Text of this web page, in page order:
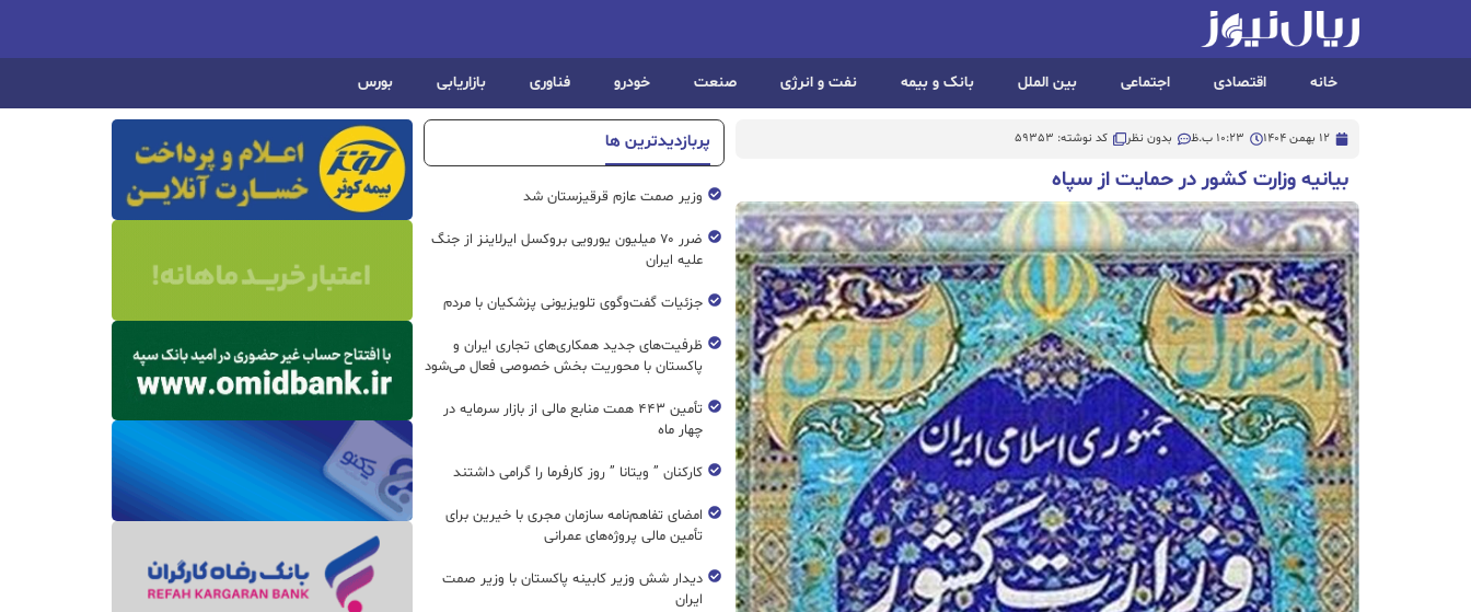
خانه اقتصادی اجتماعی بین الملل بانک و بیمه نفت و انرژی صنعت خودرو فناوری بازاریابی بورس
12 بهمن 1404 10:23 ب.ظ بدون نظر کد نوشته: 59353
بیانیه وزارت کشور در حمایت از سپاه
پربازدیدترین ها
وزیر صمت عازم قرقیزستان شد
ضرر ۷۰ میلیون یورویی بروکسل ایرلاینز از جنگ
علیه ایران
جزئیات گفت‌وگوی تلویزیونی پزشکیان با مردم
ظرفیت‌های جدید همکاری‌های تجاری ایران و
پاکستان با محوریت بخش خصوصی فعال می‌شود
تأمین ۴۴۳ همت منابع مالی از بازار سرمایه در
چهار ماه
کارکنان ” ویتانا ” روز کارفرما را گرامی داشتند
امضای تفاهم‌نامه سازمان مجری با خیرین برای
تأمین مالی پروژه‌های عمرانی
دیدار شش وزیر کابینه پاکستان با وزير صمت
ایران